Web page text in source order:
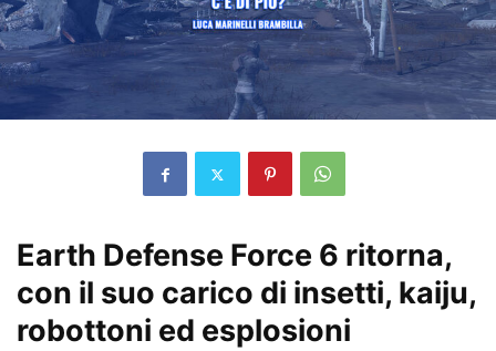
Earth Defense Force 6 ritorna,
con il suo carico di insetti, kaiju,
robottoni ed esplosioni